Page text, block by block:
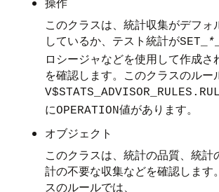
このクラスは、統計収集がデフォ
しているか、テスト統計がSET_ *
ロシージャなどを使用して作成さ
を確認します。このクラスのルー
にOPERATION値があります。
オブジェクト
このクラスは、統計の品質、統計
計の不要な収集などを確認します
スのルールでは、